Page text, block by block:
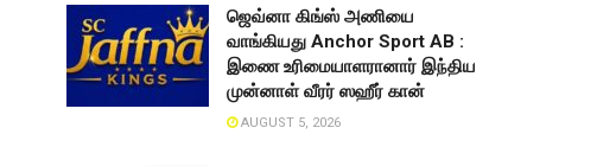
ஜெவ்னா கிங்ஸ் அணியை
வாங்கியது Anchor Sport AB :
இணை உரிமையாளரானார் இந்திய
முன்னாள் வீரர் ஸஹீர் கான்
AUGUST 5, 2026